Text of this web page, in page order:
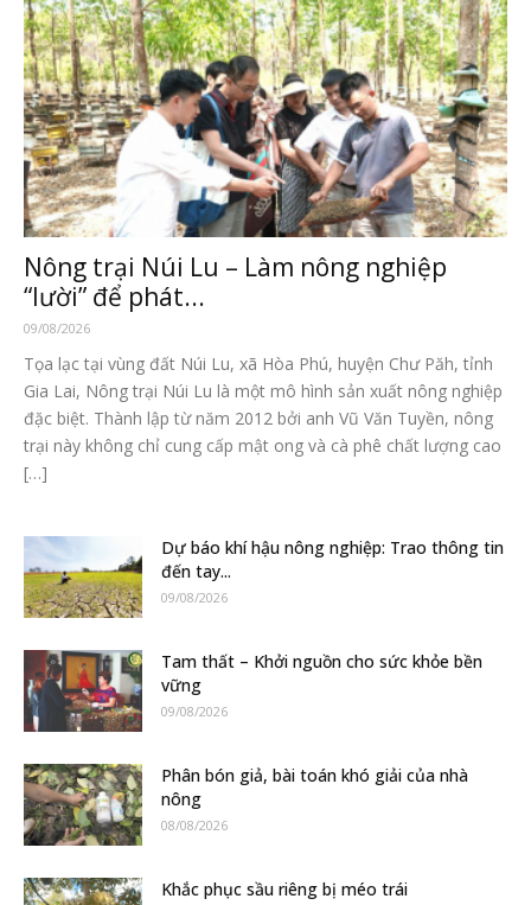
Nông trại Núi Lu – Làm nông nghiệp
“lười” để phát...
09/08/2026
Tọa lạc tại vùng đất Núi Lu, xã Hòa Phú, huyện Chư Păh, tỉnh
Gia Lai, Nông trại Núi Lu là một mô hình sản xuất nông nghiệp
đặc biệt. Thành lập từ năm 2012 bởi anh Vũ Văn Tuyền, nông
trại này không chỉ cung cấp mật ong và cà phê chất lượng cao
[…]
Dự báo khí hậu nông nghiệp: Trao thông tin
đến tay...
09/08/2026
Tam thất – Khởi nguồn cho sức khỏe bền
vững
09/08/2026
Phân bón giả, bài toán khó giải của nhà
nông
08/08/2026
Khắc phục sầu riêng bị méo trái